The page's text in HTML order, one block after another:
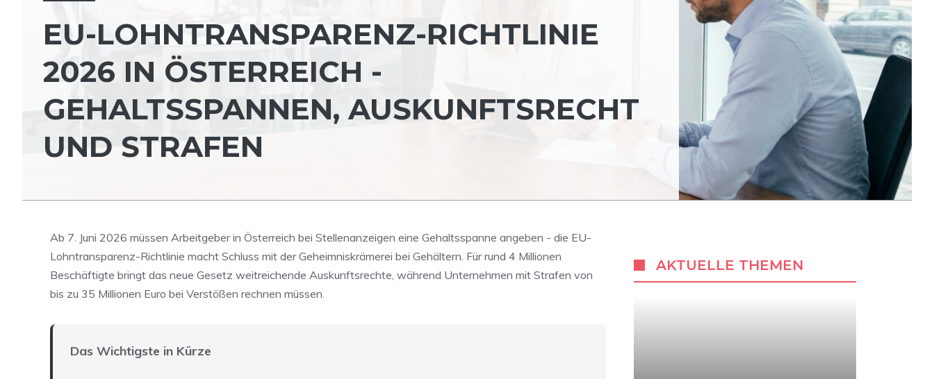
EU-LOHNTRANSPARENZ-RICHTLINIE
2026 IN ÖSTERREICH -
GEHALTSSPANNEN, AUSKUNFTSRECHT
UND STRAFEN
Ab 7. Juni 2026 müssen Arbeitgeber in Österreich bei Stellenanzeigen eine Gehaltsspanne angeben - die EU-
Lohntransparenz-Richtlinie macht Schluss mit der Geheimniskrämerei bei Gehältern. Für rund 4 Millionen
Beschäftigte bringt das neue Gesetz weitreichende Auskunftsrechte, während Unternehmen mit Strafen von
bis zu 35 Millionen Euro bei Verstößen rechnen müssen.
Das Wichtigste in Kürze
AKTUELLE THEMEN